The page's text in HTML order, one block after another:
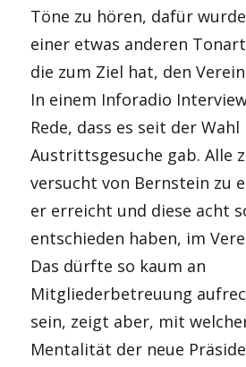
Töne zu hören, dafür
einer etwas anderen
die zum Ziel hat, den
In einem Inforadio
Rede, dass es seit der
Austrittsgesuche gab. Alle
versucht von Bernstein zu
er erreicht und diese acht
entschieden haben, im
Das dürfte so kaum an
Mitgliederbetreuung
sein, zeigt aber, mit welcher
Mentalität der neue